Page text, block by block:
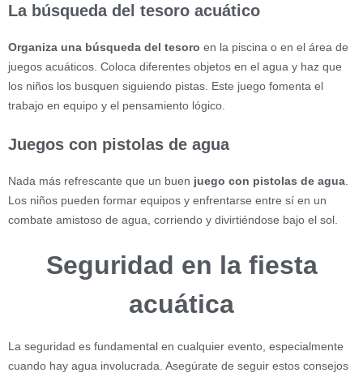
La búsqueda del tesoro acuático
Organiza una búsqueda del tesoro en la piscina o en el área de
juegos acuáticos. Coloca diferentes objetos en el agua y haz que
los niños los busquen siguiendo pistas. Este juego fomenta el
trabajo en equipo y el pensamiento lógico.
Juegos con pistolas de agua
Nada más refrescante que un buen juego con pistolas de agua
Los niños pueden formar equipos y enfrentarse entre sí en un
combate amistoso de agua, corriendo y divirtiéndose bajo el sol.
Seguridad en la fiesta
acuática
La seguridad es fundamental en cualquier evento, especialmente
cuando hay agua involucrada. Asegúrate de seguir estos consejos